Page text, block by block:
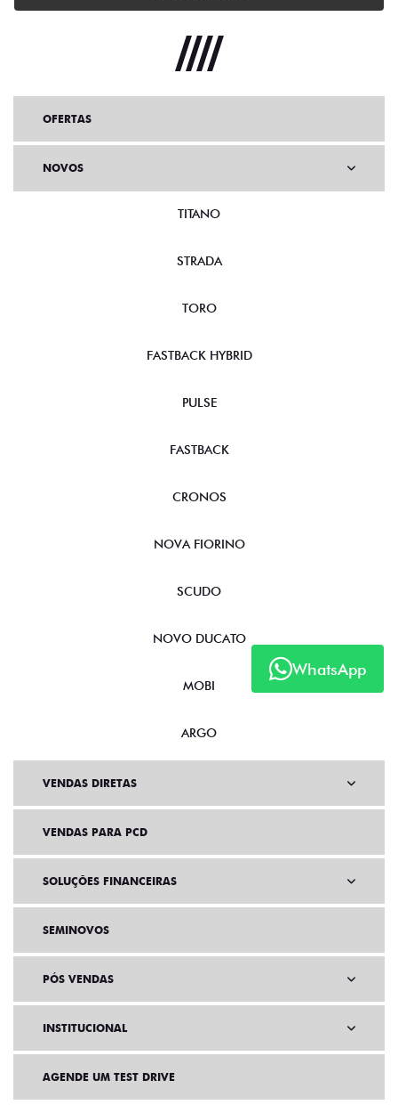
WhatsApp
OFERTAS
NOVOS
TITANO
STRADA
TORO
FASTBACK HYBRID
PULSE
FASTBACK
CRONOS
NOVA FIORINO
SCUDO
NOVO DUCATO
MOBI
ARGO
VENDAS DIRETAS
VENDAS PARA PCD
SOLUÇÕES FINANCEIRAS
SEMINOVOS
PÓS VENDAS
INSTITUCIONAL
AGENDE UM TEST DRIVE